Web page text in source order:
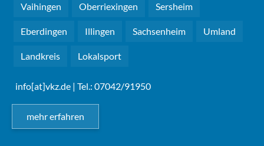
Vaihingen Oberriexingen Sersheim
Eberdingen Illingen Sachsenheim Umland
Landkreis Lokalsport
info[at]vkz.de | Tel.: 07042/91950
mehr erfahren